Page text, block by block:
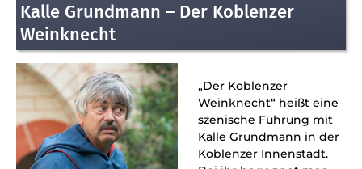
Kalle Grundmann – Der Koblenzer
Weinknecht
„Der Koblenzer
Weinknecht“ heißt eine
szenische Führung mit
Kalle Grundmann in der
Koblenzer Innenstadt.